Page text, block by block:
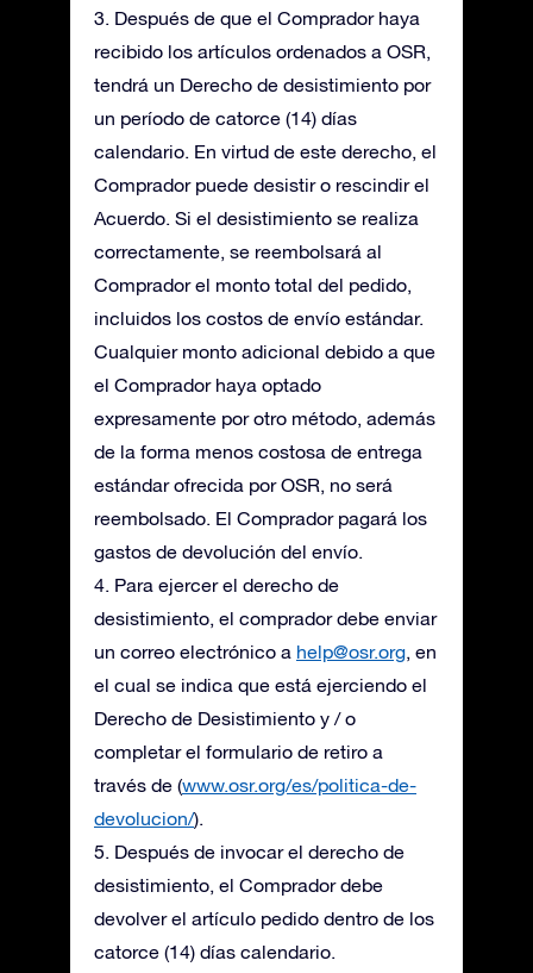
3. Después de que el Comprador haya
recibido los artículos ordenados a OSR,
tendrá un Derecho de desistimiento por
un período de catorce (14) días
calendario. En virtud de este derecho, el
Comprador puede desistir o rescindir el
Acuerdo. Si el desistimiento se realiza
correctamente, se reembolsará al
Comprador el monto total del pedido,
incluidos los costos de envío estándar.
Cualquier monto adicional debido a que
el Comprador haya optado
expresamente por otro método, además
de la forma menos costosa de entrega
estándar ofrecida por OSR, no será
reembolsado. El Comprador pagará los
gastos de devolución del envío.
4. Para ejercer el derecho de
desistimiento, el comprador debe enviar
un correo electrónico a help@osr.org, en
el cual se indica que está ejerciendo el
Derecho de Desistimiento y / o
completar el formulario de retiro a
través de (www.osr.org/es/politica-de-
devolucion/).
5. Después de invocar el derecho de
desistimiento, el Comprador debe
devolver el artículo pedido dentro de los
catorce (14) días calendario.